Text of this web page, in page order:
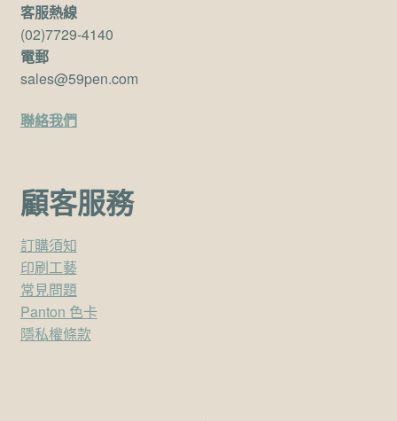
客服熱線
(02)7729-4140
電郵
sales@59pen.com
聯絡我們
顧客服務
訂購須知
印刷工藝
常見問題
Panton 色卡
隱私權條款